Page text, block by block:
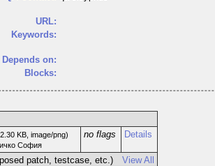
URL:
Keywords:
Depends on:
Blocks:
KB, image/png)
София
no flags Details
View All
patch, testcase, etc.)